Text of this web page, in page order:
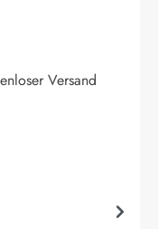
Versand